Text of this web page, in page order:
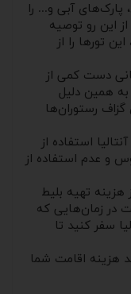
پارک‌های آبی و... را
این رو توصیه
تورها را از
دست کمی از
به همین دلیل
رستوران‌ها
استفاده از
و عدم استفاده از
تهیه بلیط
در زمان‌هایی که
سفر کنید تا
هزینه اقامت شما